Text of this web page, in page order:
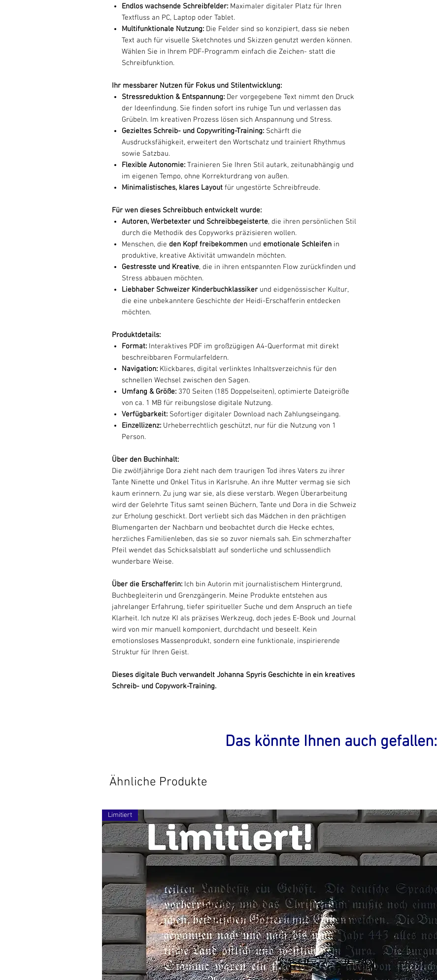
Endlos wachsende Schreibfelder: Maximaler digitaler Platz für Ihren
Textfluss an PC, Laptop oder Tablet.
Multifunktionale Nutzung: Die Felder sind so konzipiert, dass sie neben
Text auch für visuelle Sketchnotes und Skizzen genutzt werden können.
Wählen Sie in Ihrem PDF-Programm einfach die Zeichen- statt die
Schreibfunktion.
Ihr messbarer Nutzen für Fokus und Stilentwicklung:
Stressreduktion & Entspannung: Der vorgegebene Text nimmt den Druck
der Ideenfindung. Sie finden sofort ins ruhige Tun und verlassen das
Grübeln. Im kreativen Prozess lösen sich Anspannung und Stress.
Gezieltes Schreib- und Copywriting-Training: Schärft die
Ausdrucksfähigkeit, erweitert den Wortschatz und trainiert Rhythmus
sowie Satzbau.
Flexible Autonomie: Trainieren Sie Ihren Stil autark, zeitunabhängig und
im eigenen Tempo, ohne Korrekturdrang von außen.
Minimalistisches, klares Layout für ungestörte Schreibfreude.
Für wen dieses Schreibbuch entwickelt wurde:
Autoren, Werbetexter und Schreibbegeisterte, die ihren persönlichen Stil
durch die Methodik des Copyworks präzisieren wollen.
Menschen, die den Kopf freibekommen und emotionale Schleifen in
produktive, kreative Aktivität umwandeln möchten.
Gestresste und Kreative, die in ihren entspannten Flow zurückfinden und
Stress abbauen möchten.
Liebhaber Schweizer Kinderbuchklassiker und eidgenössischer Kultur,
die eine unbekanntere Geschichte der Heidi-Erschafferin entdecken
möchten.
Produktdetails:
Format: Interaktives PDF im großzügigen A4-Querformat mit direkt
beschreibbaren Formularfeldern.
Navigation: Klickbares, digital verlinktes Inhaltsverzeichnis für den
schnellen Wechsel zwischen den Sagen.
Umfang & Größe: 370 Seiten (185 Doppelseiten), optimierte Dateigröße
von ca. 1 MB für reibungslose digitale Nutzung.
Verfügbarkeit: Sofortiger digitaler Download nach Zahlungseingang.
Einzellizenz: Urheberrechtlich geschützt, nur für die Nutzung von 1
Person.
Über den Buchinhalt:
Die zwölfjährige Dora zieht nach dem traurigen Tod ihres Vaters zu ihrer
Tante Ninette und Onkel Titus in Karlsruhe. An ihre Mutter vermag sie sich
kaum erinnern. Zu jung war sie, als diese verstarb. Wegen Überarbeitung
wird der Gelehrte Titus samt seinen Büchern, Tante und Dora in die Schweiz
zur Erholung geschickt. Dort verliebt sich das Mädchen in den prächtigen
Blumengarten der Nachbarn und beobachtet durch die Hecke echtes,
herzliches Familienleben, das sie so zuvor niemals sah. Ein schmerzhafter
Pfeil wendet das Schicksalsblatt auf sonderliche und schlussendlich
wunderbare Weise.
Über die Erschafferin: Ich bin Autorin mit journalistischem Hintergrund,
Buchbegleiterin und Grenzgängerin. Meine Produkte entstehen aus
jahrelanger Erfahrung, tiefer spiritueller Suche und dem Anspruch an tiefe
Klarheit. Ich nutze KI als präzises Werkzeug, doch jedes E-Book und Journal
wird von mir manuell komponiert, durchdacht und beseelt. Kein
emotionsloses Massenprodukt, sondern eine funktionale, inspirierende
Struktur für Ihren Geist.
Dieses digitale Buch verwandelt Johanna Spyris Geschichte in ein kreatives
Schreib- und Copywork-Training.
Das könnte Ihnen auch gefallen:
Ähnliche Produkte
Limitiert